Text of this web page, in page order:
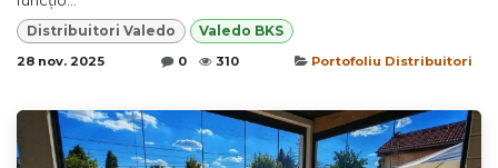
Distribuitori Valedo Valedo BKS
28 nov. 2025 0 310 Portofoliu Distribuitori